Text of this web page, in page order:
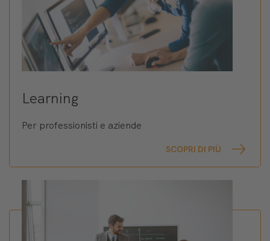
Learning
Per professionisti e aziende
SCOPRI DI PIÙ